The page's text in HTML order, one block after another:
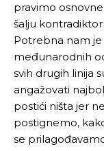
pravimo
šalju
Potrebna nam
međunarodnih
svih drugih linija
angažovati
postići ništa jer
postignemo,
se